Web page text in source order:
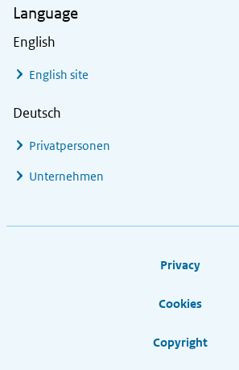
Language
English
English site
Deutsch
Privatpersonen
Unternehmen
Privacy
Cookies
Copyright